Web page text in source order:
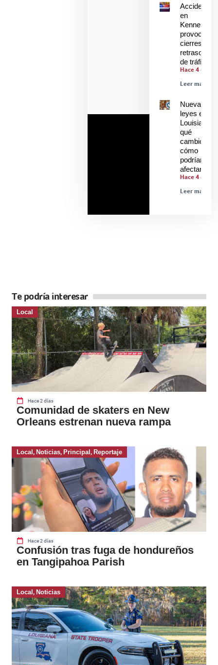
Accidente
en
Kenner
provoca
cierres y
retrasos
de tráfico
Hace 4 días
Leer más »
Nuevas
leyes en
Louisiana:
qué
cambió y
cómo
podrían
afectarle
Hace 4 días
Leer más »
Te podría interesar
Local
Hace 2 días
Comunidad de skaters en New
Orleans estrenan nueva rampa
Local , Noticias, Principal , Reportaje
Hace 2 días
Confusión tras fuga de hondureños
en Tangipahoa Parish
Local , Noticias